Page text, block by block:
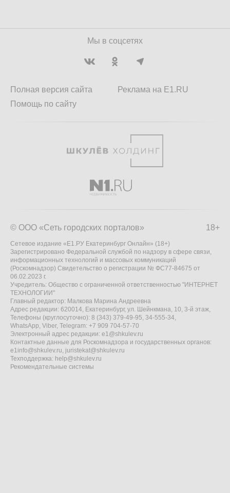
Мы в соцсетях
Полная версия сайта
Помощь по сайту
Реклама на E1.RU
18+
© ООО «Сеть городских порталов»
Сетевое издание «Е1.РУ Екатеринбург Онлайн» (18+)
Зарегистрировано Федеральной службой по надзору в сфере связи,
информационных технологий и массовых коммуникаций
(Роскомнадзор) Свидетельство о регистрации № ФС77-84675 от
06.02.2023 г.
Учредитель: Общество с ограниченной ответственностью "ИНТЕРНЕТ
ТЕХНОЛОГИИ"
Главный редактор: Малкова Марина Андреевна
Адрес редакции: 620014, Екатеринбург, ул. Шейнкмана, 10, 3-й этаж,
Телефоны (круглосуточно): 8 (343) 379-49-95, 34-555-34,
WhatsApp, Viber, Telegram: +7 909 704-57-70
Электронный адрес редакции: e1@shkulev.ru
Контактные данные для Роскомнадзора и государственных органов:
e1info@shkulev.ru, juristekat@shkulev.ru
Техподдержка: help@shkulev.ru
Рекомендательные системы